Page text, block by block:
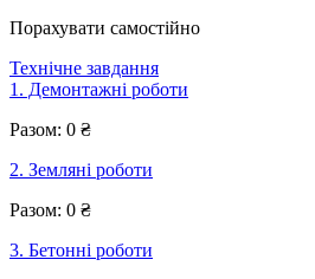
Порахувати самостійно
Технічне завдання
1. Демонтажні роботи
Разом: 0 ₴
2. Земляні роботи
Разом: 0 ₴
3. Бетонні роботи